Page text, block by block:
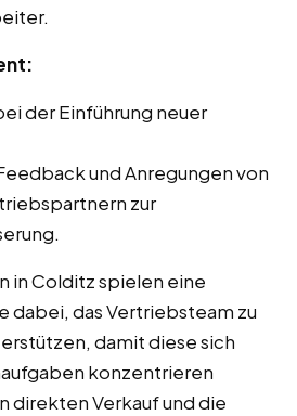
der Einführung neuer
und Anregungen von
zur
in Colditz spielen eine
dabei, das Vertriebsteam zu
damit diese sich
konzentrieren
direkten Verkauf und die